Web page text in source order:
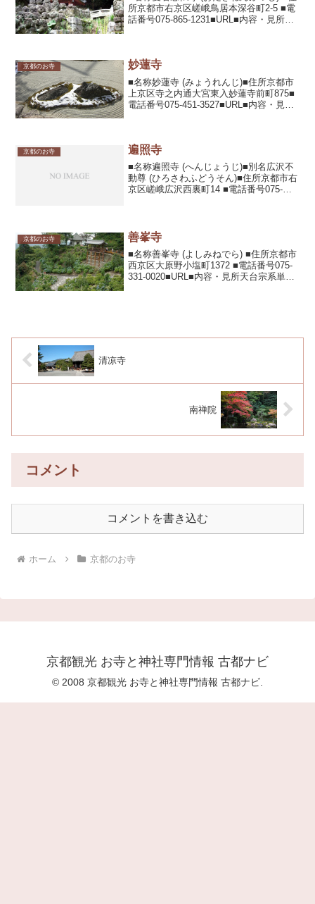
所京都市右京区嵯峨鳥居本深谷町2-5 ■電
話番号075-865-1231■URL■内容・見所稱
京都のお寺 妙蓮寺
■名称妙蓮寺 (みょうれんじ)■住所京都市
上京区寺之内通大宮東入妙蓮寺前町875■
電話番号075-451-3527■URL■内容・見所
京都のお寺 遍照寺
■名称遍照寺 (へんじょうじ)■別名広沢不
動尊 (ひろさわふどうそん)■住所京都市右
京区嵯峨広沢西裏町14 ■電話番号075-
京都のお寺 善峯寺
■名称善峯寺 (よしみねでら) ■住所京都市
西京区大原野小塩町1372 ■電話番号075-
331-0020■URL■内容・見所天台宗系単立
清凉寺
南禅院
コメント
コメントを書き込む
ホーム 京都のお寺
京都観光 お寺と神社専門情報 古都ナビ
© 2008 京都観光 お寺と神社専門情報 古都ナビ.